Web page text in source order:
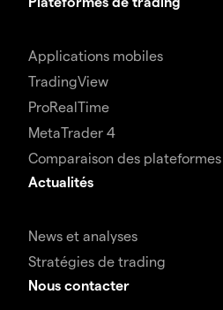
Applications mobiles
TradingView
ProRealTime
MetaTrader 4
Comparaison des plateformes
Actualités
News et analyses
Stratégies de trading
Nous contacter